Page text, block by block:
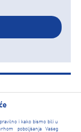
i kako bismo bili u
poboljšanja Vašeg